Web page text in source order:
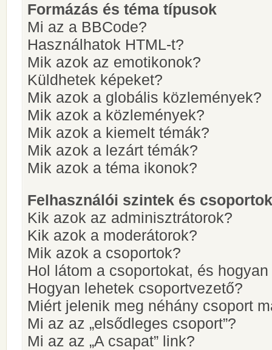
Formázás és téma típusok
Mi az a BBCode?
Használhatok HTML-t?
Mik azok az emotikonok?
Küldhetek képeket?
Mik azok a globális közlemények?
Mik azok a közlemények?
Mik azok a kiemelt témák?
Mik azok a lezárt témák?
Mik azok a téma ikonok?
Felhasználói szintek és csoportok
Kik azok az adminisztrátorok?
Kik azok a moderátorok?
Mik azok a csoportok?
Hol látom a csoportokat, és
Hogyan lehetek csoportvezető?
Miért jelenik meg néhány csoport
Mi az az „elsődleges csoport”?
Mi az az „A csapat” link?